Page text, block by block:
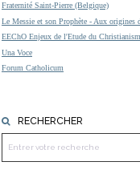
Fraternité Saint-Pierre (Belgique)
Le Messie et son Prophète - Aux origines
EEChO Enjeux de l'Etude du
Una Voce
Forum Catholicum
RECHERCHER